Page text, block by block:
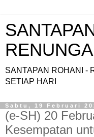
SANTAPAN ROHANI -
SETIAP HARI
Sabtu, 19 Februari
(e-SH) 20
Kesempatan